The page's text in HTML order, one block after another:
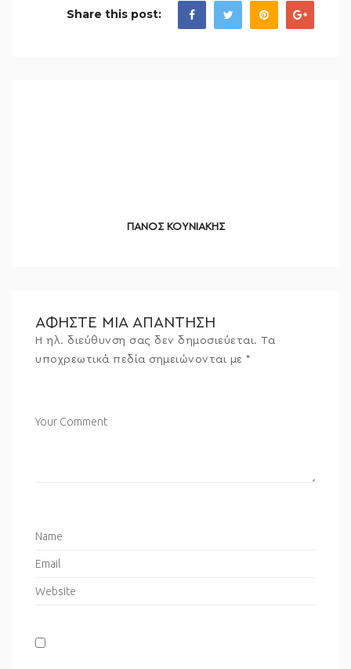
Share this post:
ΠΑΝΟΣ ΚΟΥΝΙΑΚΗΣ
ΑΦΉΣΤΕ ΜΙΑ ΑΠΆΝΤΗΣΗ
Η ηλ. διεύθυνση σας δεν δημοσιεύεται. Τα
υποχρεωτικά πεδία σημειώνονται με *